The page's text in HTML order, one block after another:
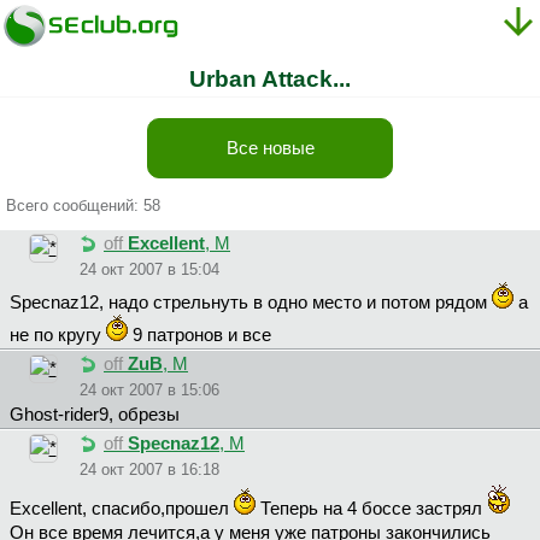
Urban Attack...
Все новые
Всего сообщений: 58
off Excellent, М
24 окт 2007 в 15:04
Specnaz12, надо стрельнуть в одно место и потом рядом
а
не по кругу
9 патронов и все
off ZuB, М
24 окт 2007 в 15:06
Ghost-rider9, обрезы
off Specnaz12, М
24 окт 2007 в 16:18
Excellent, спасибо,прошел
Теперь на 4 боссе застрял
Он все время лечится,а у меня уже патроны закончились